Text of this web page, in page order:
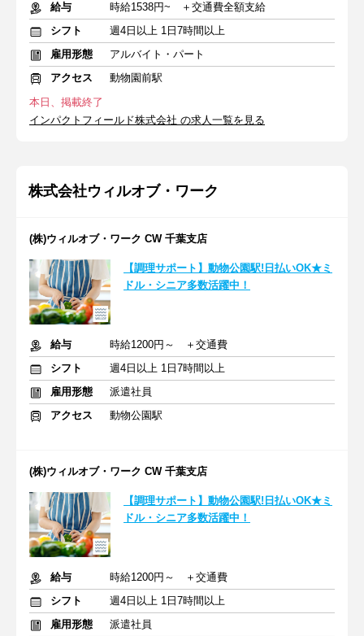
給与
時給1538円~ ＋交通費全額支給
シフト
週4日以上 1日7時間以上
雇用形態
アルバイト・パート
アクセス
動物園前駅
本日、掲載終了
インパクトフィールド株式会社 の求人一覧を見る
株式会社ウィルオブ・ワーク
(株)ウィルオブ・ワーク CW 千葉支店
【調理サポート】動物公園駅!日払いOK★ミ
ドル・シニア多数活躍中！
給与
時給1200円～ ＋交通費
シフト
週4日以上 1日7時間以上
雇用形態
派遣社員
アクセス
動物公園駅
(株)ウィルオブ・ワーク CW 千葉支店
【調理サポート】動物公園駅!日払いOK★ミ
ドル・シニア多数活躍中！
給与
時給1200円～ ＋交通費
シフト
週4日以上 1日7時間以上
雇用形態
派遣社員